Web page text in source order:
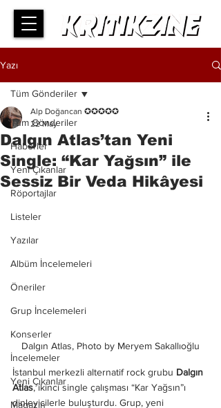
Yazı
Tüm Gönderiler
Haberler
Yeni Çıkanlar
Röportajlar
Listeler
Yazılar
Albüm İncelemeleri
Öneriler
Grup İncelemeleri
Konserler
İncelemeler
Yeni Çıkanlar
Magazin
Tüm Gönderiler
Dalgın Atlas’tan Yeni
Single: “Kar Yağsın” ile
Sessiz Bir Veda Hikâyesi
Alp Doğancan ✪✪✪✪✪
22 May
Dalgın Atlas, Photo by Meryem Sakallıoğlu
İstanbul merkezli alternatif rock grubu Dalgın
Atlas, ikinci single çalışması “Kar Yağsın”ı
dinleyicilerle buluşturdu. Grup, yeni